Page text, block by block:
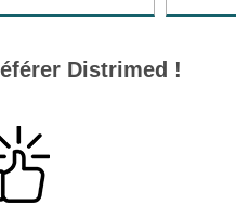
Distrimed !